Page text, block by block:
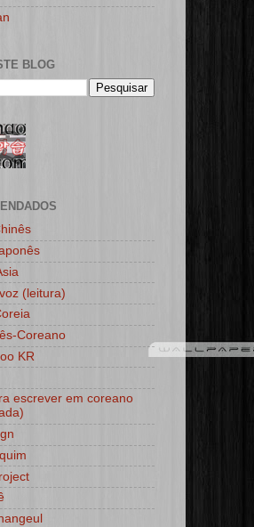
BLOG
(leitura)
Coreano
KR
escrever em coreano